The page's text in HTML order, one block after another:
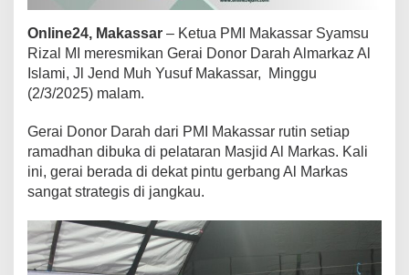
a
s
s
a
r
k
G
e
r
i
Online24, Makassar – Ketua PMI Makassar Syamsu
Rizal MI meresmikan Gerai Donor Darah Almarkaz Al
Islami, Jl Jend Muh Yusuf Makassar, Minggu
(2/3/2025) malam.
Gerai Donor Darah dari PMI Makassar rutin setiap
ramadhan dibuka di pelataran Masjid Al Markas. Kali
ini, gerai berada di dekat pintu gerbang Al Markas
sangat strategis di jangkau.